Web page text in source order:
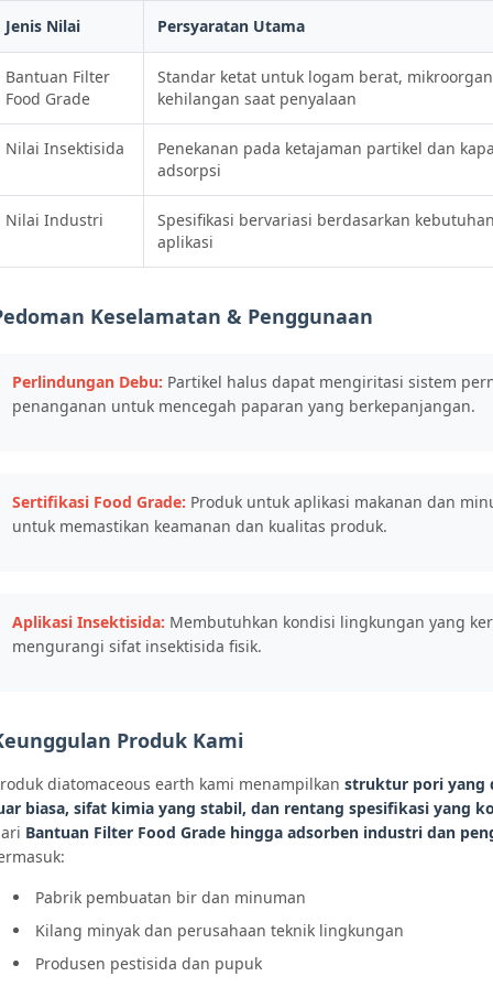
Jenis Nilai Persyaratan Utama
Bantuan Filter
Food Grade
Standar ketat untuk logam berat,
kehilangan saat penyalaan
Nilai Insektisida
Penekanan pada ketajaman partikel dan
adsorpsi
Nilai Industri
Spesifikasi bervariasi berdasarkan
aplikasi
Keselamatan & Penggunaan
Perlindungan Debu: Partikel halus dapat mengiritasi sistem
penanganan untuk mencegah paparan yang berkepanjangan.
Sertifikasi Food Grade: Produk untuk aplikasi makanan dan
untuk memastikan keamanan dan kualitas produk.
Aplikasi Insektisida: Membutuhkan kondisi lingkungan yang
mengurangi sifat insektisida fisik.
Produk Kami
diatomaceous earth kami menampilkan struktur pori yang
biasa, sifat kimia yang stabil, dan rentang spesifikasi yang
Bantuan Filter Food Grade hingga adsorben industri dan
Pabrik pembuatan bir dan minuman
Kilang minyak dan perusahaan teknik lingkungan
Produsen pestisida dan pupuk